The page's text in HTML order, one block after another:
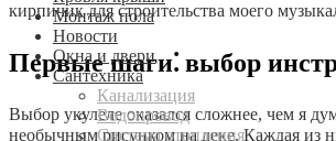
Монтаж пола
Новости
Окна и двери
Сантехника
Канализация
Водопровод
Система отопления
кирпичик для строительства моего
Первые шаги⁚ выбор
Выбор укулеле оказался сложнее, чем я
необычным рисунком на деке. Каждая из